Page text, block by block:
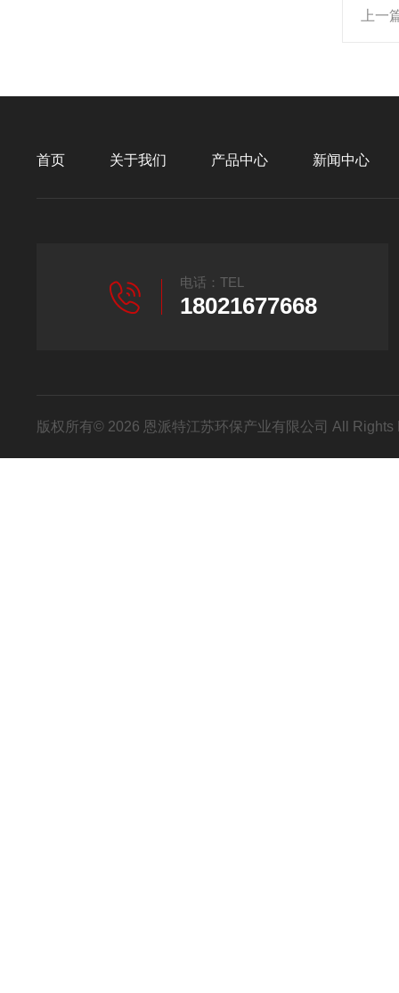
上一
首页 关于我们 产品中心 新闻中心
电话：TEL
18021677668
版权所有© 2026 恩派特江苏环保产业有限公司 All